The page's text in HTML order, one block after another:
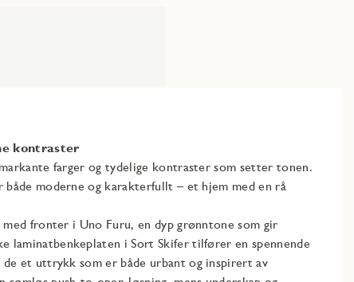
kontraster​
farger og tydelige kontraster som setter tonen.
moderne og karakterfullt – et hjem med en rå
fronter i Uno Furu, en dyp grønntone som gir
laminatbenkeplaten i Sort Skifer tilfører en spennende
de et uttrykk som er både urbant og inspirert av